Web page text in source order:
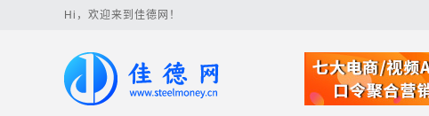
Hi，欢迎来到佳德网！